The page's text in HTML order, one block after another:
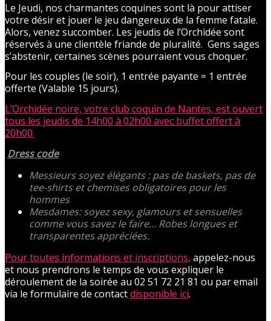
Le Jeudi, nos charmantes coquines sont là pour attiser
votre désir et jouer le jeu dangereux de la femme fatale.
Alors, venez succomber. Les jeudis de l’Orchidée sont
réservés à une clientèle friande de pluralité. Gens sages
s’abstenir, certaines scènes pourraient vous choquer.
Pour les couples (le soir), 1 entrée payante = 1 entrée
offerte (Valable 15 jours).
L’Orchidée noire, votre club coquin de Nantes, est ouvert
tous les jeudis de 14h00 à 02h00 avec buffet offert à
20h00.
Dress code
Messieurs soyez élégants : pas de baskets, pas de
tee-shirts et chemises obligatoires pour les
hommes
Mesdames: soyez sexy, glamours et sensuelles
comme vous savez le faire… Robes longues et
transparentes appréciées.
Pour toutes informations et inscriptions, appelez-nous
et nous prendrons le temps de vous expliquer le
déroulement de la soirée au 02 51 72 21 81 ou par email
via le formulaire de contactdisponible ici.